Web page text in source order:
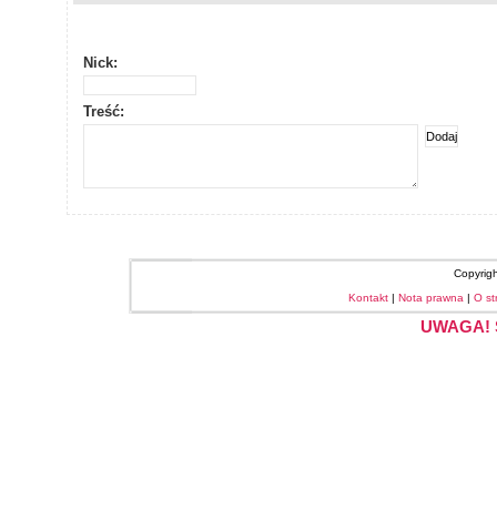
Nick:
Treść:
Kontakt | Nota prawna | O
UWAGA!